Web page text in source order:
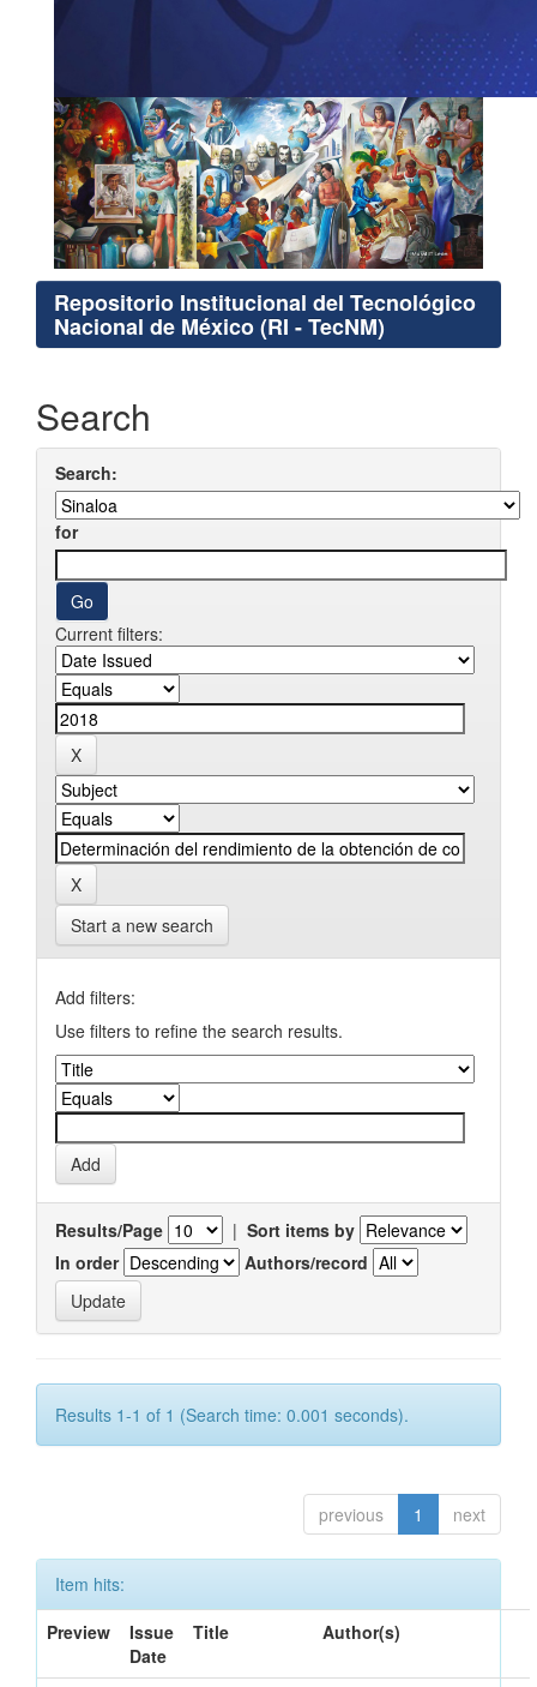
Repositorio Institucional del Tecnológico
Nacional de México (RI - TecNM)
Search
Search:
for
Current filters:
Start a new search
Add filters:
Use filters to refine the search results.
Results/Page | Sort items by
In order
Authors/record
Results 1-1 of 1 (Search time: 0.001 seconds).
previous 1 next
Item hits:
Preview
Issue
Date
Title Author(s)